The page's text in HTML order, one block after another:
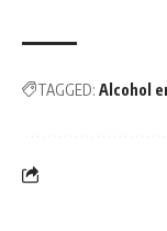
TAGGED: Alcohol